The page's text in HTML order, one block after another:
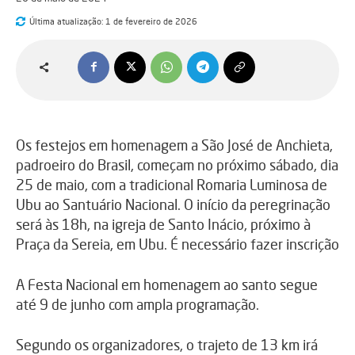
Última atualização: 1 de fevereiro de 2026
Os festejos em homenagem a São José de Anchieta,
padroeiro do Brasil, começam no próximo sábado, dia
25 de maio, com a tradicional Romaria Luminosa de
Ubu ao Santuário Nacional. O início da peregrinação
será às 18h, na igreja de Santo Inácio, próximo à
Praça da Sereia, em Ubu. É necessário fazer inscrição
A Festa Nacional em homenagem ao santo segue
até 9 de junho com ampla programação.
Segundo os organizadores, o trajeto de 13 km irá